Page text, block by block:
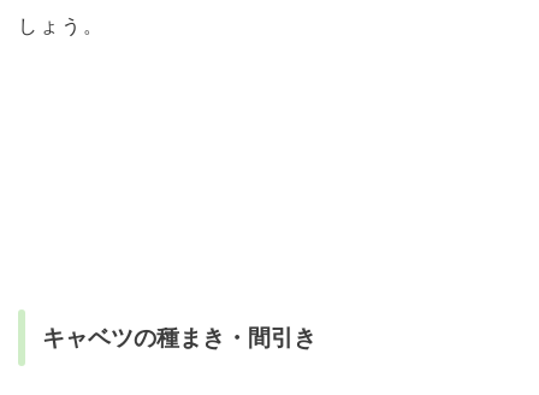
しょう。
キャベツの種まき・間引き